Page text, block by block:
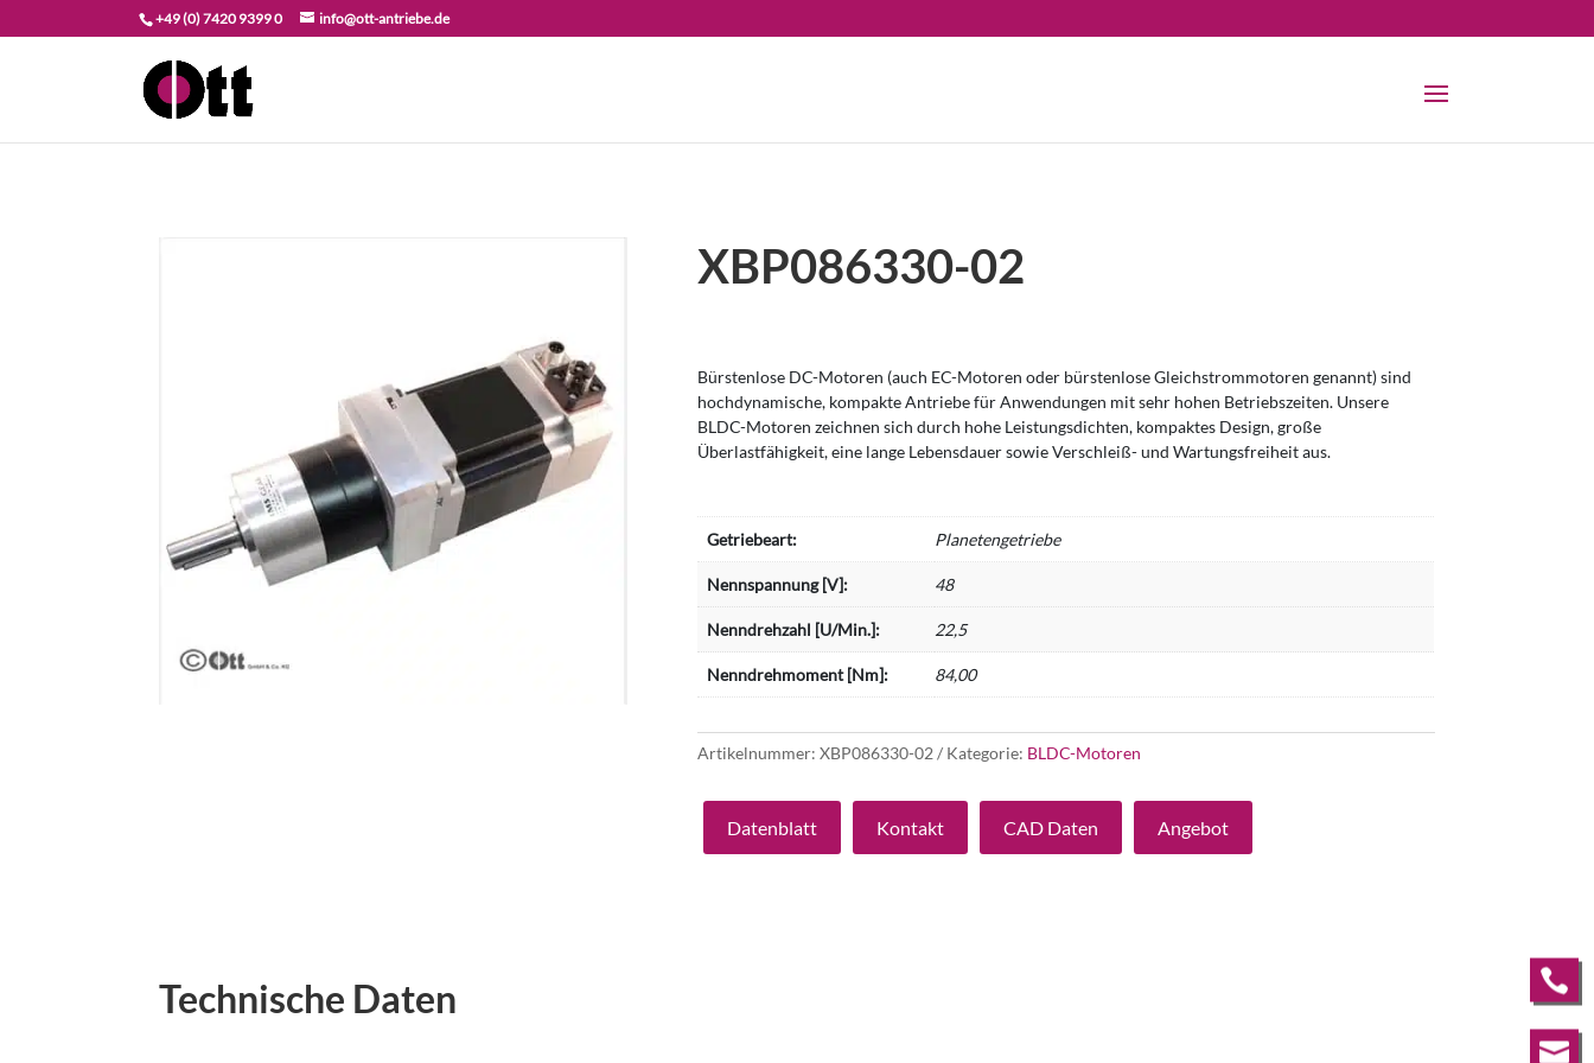
+49 (0) 7420 9399 0 info@ott-antriebe.de
XBP086330-02
Bürstenlose DC-Motoren (auch EC-Motoren oder bürstenlose Gleichstrommotoren genannt) sind
hochdynamische, kompakte Antriebe für Anwendungen mit sehr hohen Betriebszeiten. Unsere
BLDC-Motoren zeichnen sich durch hohe Leistungsdichten, kompaktes Design, große
Überlastfähigkeit, eine lange Lebensdauer sowie Verschleiß- und Wartungsfreiheit aus.
Getriebeart: Planetengetriebe
Nennspannung [V]: 48
Nenndrehzahl [U/Min.]: 22,5
Nenndrehmoment [Nm]: 84,00
Artikelnummer:XBP086330-02 Kategorie: BLDC-Motoren
Datenblatt Kontakt CAD Daten Angebot
Technische Daten 
